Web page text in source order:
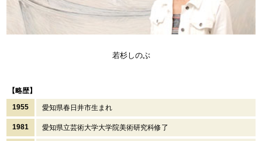
若杉しのぶ
【略歴】
1955
愛知県春日井市生まれ
1981 愛知県立芸術大学大学院美術研究科修了